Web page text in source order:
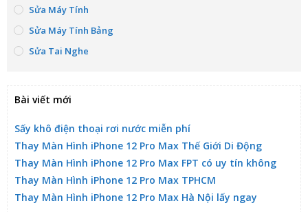
Sửa Máy Tính
Sửa Máy Tính Bảng
Sửa Tai Nghe
Bài viết mới
Sấy khô điện thoại rơi nước miễn phí
Thay Màn Hình iPhone 12 Pro Max Thế Giới Di Động
Thay Màn Hình iPhone 12 Pro Max FPT có uy tín không
Thay Màn Hình iPhone 12 Pro Max TPHCM
Thay Màn Hình iPhone 12 Pro Max Hà Nội lấy ngay